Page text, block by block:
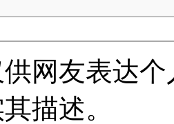
网友表达
描述。